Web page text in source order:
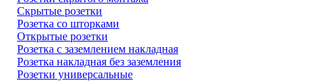
Скрытые розетки
Розетка со шторками
Открытые розетки
Розетка с заземлением накладная
Розетка накладная без заземления
Розетки универсальные